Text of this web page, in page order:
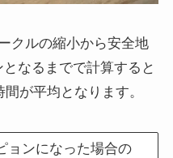
クルの縮小から安全地
なるまでで計算すると
が平均となります。
ョンになった場合の